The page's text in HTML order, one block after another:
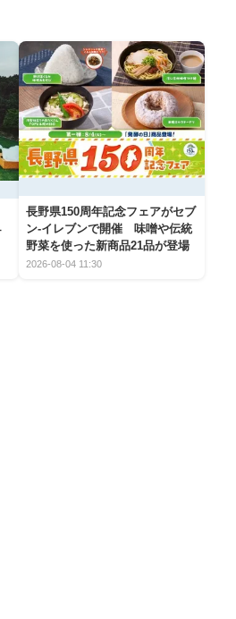
長野県150周年記念フェアがセブ
ン-イレブンで開催 味噌や伝統
野菜を使った新商品21品が登場
2026-08-04 11:30